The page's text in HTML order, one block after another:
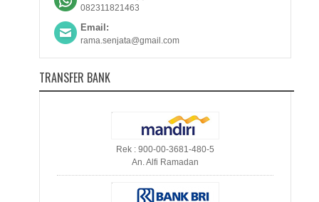
082311821463
Email:
rama.senjata@gmail.com
TRANSFER BANK
Rek : 900-00-3681-480-5
An. Alfi Ramadan